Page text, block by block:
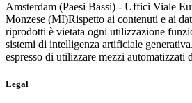
Amsterdam (Paesi Bassi) - Uffici Viale
Monzese (MI)Rispetto ai contenuti e ai
riprodotti è vietata ogni utilizzazione
sistemi di intelligenza artificiale
espresso di utilizzare mezzi automatizzati
Legal